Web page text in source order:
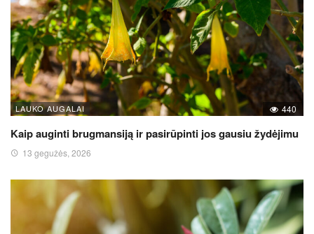
LAUKO AUGALAI 440
Kaip auginti brugmansiją ir pasirūpinti jos gausiu žydėjimu
13 gegužės, 2026